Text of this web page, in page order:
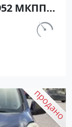
МКПП
Хетчбэк
км.